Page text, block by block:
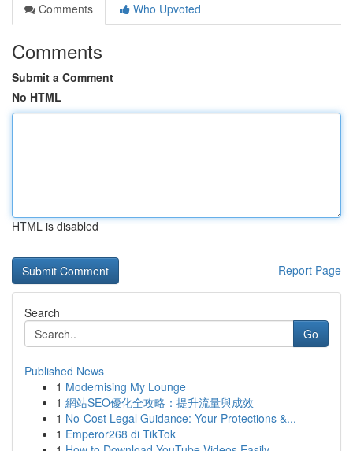
Comments
Who Upvoted
Comments
Submit a Comment
No HTML
HTML is disabled
Report Page
Search
Go
Published News
1 Modernising My Lounge
1 網站SEO優化全攻略：提升流量與成效
1 No-Cost Legal Guidance: Your Protections &...
1 Emperor268 di TikTok